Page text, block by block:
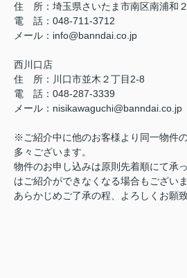
住 所： 埼玉県さいたま市南区南浦和
電 話：048-711-3712
メール： info@banndai.co.jp
西川口店
住 所： 川口市並木２丁目2-8
電 話：048-287-3339
メール ： nisikawaguchi@banndai.co.jp
※ご紹介中に他のお客様より同一物件
多々ございます。
物件のお申し込みは原則先着順にて承
はご紹介ができなくなる場合もございま
あらかじめご了承の程、よろしくお願致